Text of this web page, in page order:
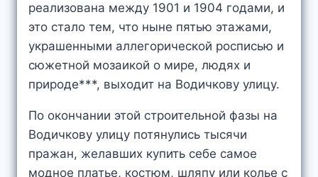
реализована между 1901 и 1904 годами, и
это стало тем, что ныне пятью этажами,
украшенными аллегорической росписью и
сюжетной мозаикой о мире, людях и
природе***, выходит на Водичкову улицу.
По окончании этой строительной фазы на
Водичкову улицу потянулись тысячи
пражан, желавших купить себе самое
модное платье, костюм, шляпу или колье с